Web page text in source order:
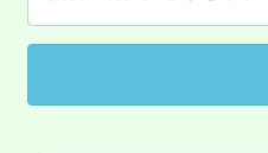
田徑場
桃園市
視費優
大園自